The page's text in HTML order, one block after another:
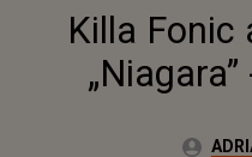
Killa Fonic
Autor: